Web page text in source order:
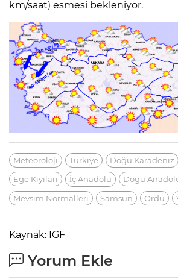
km/saat) esmesi bekleniyor.
Meteoroloji Türkiye Doğu Karadeniz
Ege Kıyıları
İç Anadolu Doğu
Mevsim Normalleri
Samsun Ordu
Kaynak: IGF
Yorum Ekle